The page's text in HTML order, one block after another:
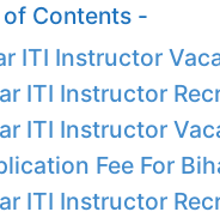
Contents -
ITI Instructor
ITI Instructor
ITI Instructor
Fee For
ITI Instructor